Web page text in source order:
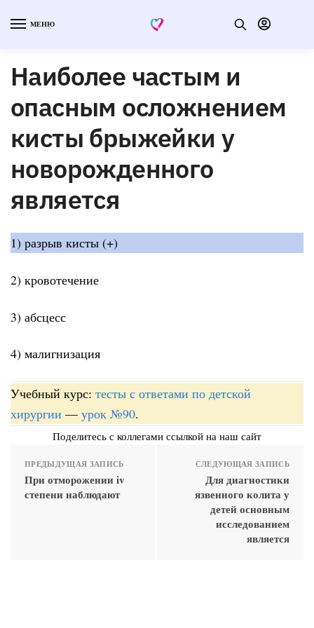
МЕНЮ
Наиболее частым и
опасным осложнением
кисты брыжейки у
новорожденного
является
1) разрыв кисты (+)
2) кровотечение
3) абсцесс
4) малигнизация
Учебный курс: тесты с ответами по детской
хирургии — урок №90.
Поделитесь с коллегами ссылкой на наш сайт
ПРЕДЫДУЩАЯ ЗАПИСЬ
При отморожении iv
степени наблюдают
СЛЕДУЮЩАЯ ЗАПИСЬ
Для диагностики
язвенного колита у
детей основным
исследованием
является